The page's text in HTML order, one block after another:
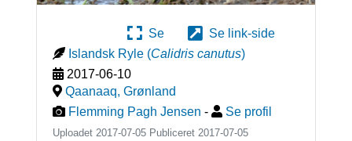
Se
Se link-side
Islandsk Ryle (Calidris canutus)
2017-06-10
Qaanaaq, Grønland
Flemming Pagh Jensen - Se profil
Uploadet 2017-07-05 Publiceret 2017-07-05